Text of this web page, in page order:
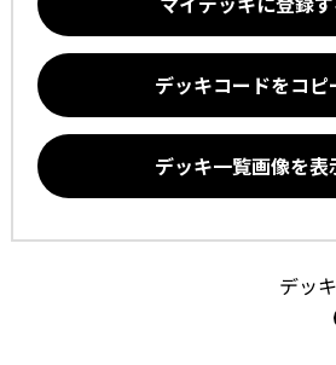
デッキコードをコピ
デッキ一覧画像を表
デッ